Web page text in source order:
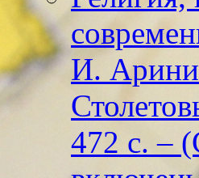
И.
472 с. –